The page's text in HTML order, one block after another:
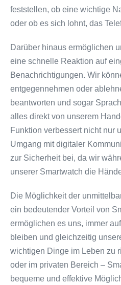
feststellen, ob eine wichtige
oder ob es sich lohnt, das
Darüber hinaus ermöglichen
eine schnelle Reaktion auf
Benachrichtigungen. Wir
entgegennehmen oder
beantworten und sogar
alles direkt von unserem
Funktion verbessert nicht nur
Umgang mit digitaler
zur Sicherheit bei, da wir
unserer Smartwatch die
Die Möglichkeit der
ein bedeutender Vorteil von
ermöglichen es uns, immer
bleiben und gleichzeitig
wichtigen Dinge im Leben zu
oder im privaten Bereich –
bequeme und effektive